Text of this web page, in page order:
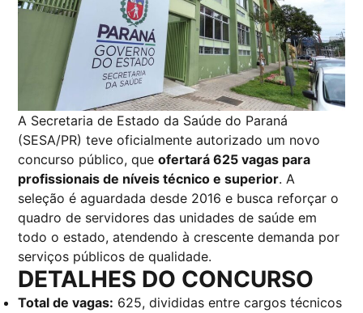
A Secretaria de Estado da Saúde do Paraná
(SESA/PR) teve oficialmente autorizado um novo
concurso público, queofertará 625 vagas para
profissionais de níveis técnico e superior. A
seleção é aguardada desde 2016 e busca reforçar o
quadro de servidores das unidades de saúde em
todo o estado, atendendo à crescente demanda por
serviços públicos de qualidade.
DETALHES DO CONCURSO
Total de vagas: 625, divididas entre cargos técnicos